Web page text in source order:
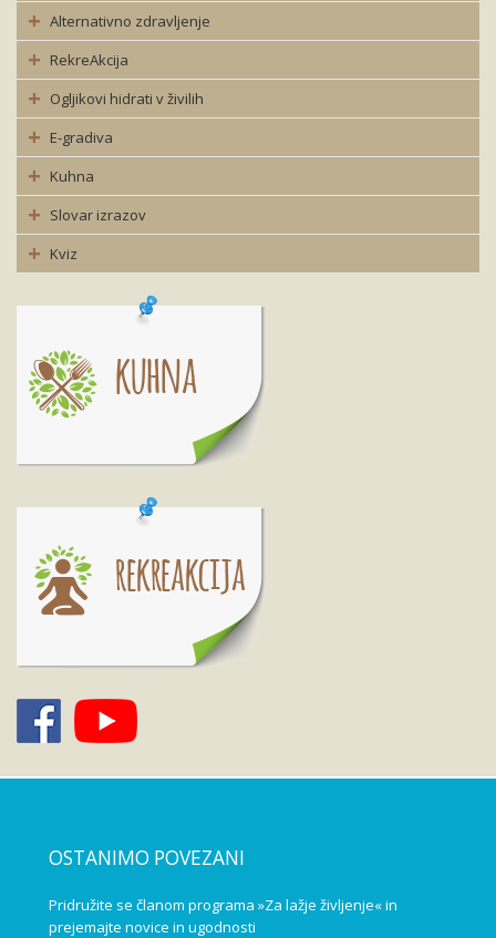
Alternativno zdravljenje
RekreAkcija
Ogljikovi hidrati v živilih
E-gradiva
Kuhna
Slovar izrazov
Kviz
OSTANIMO POVEZANI
Pridružite se članom programa »Za lažje življenje« in
prejemajte novice in ugodnosti